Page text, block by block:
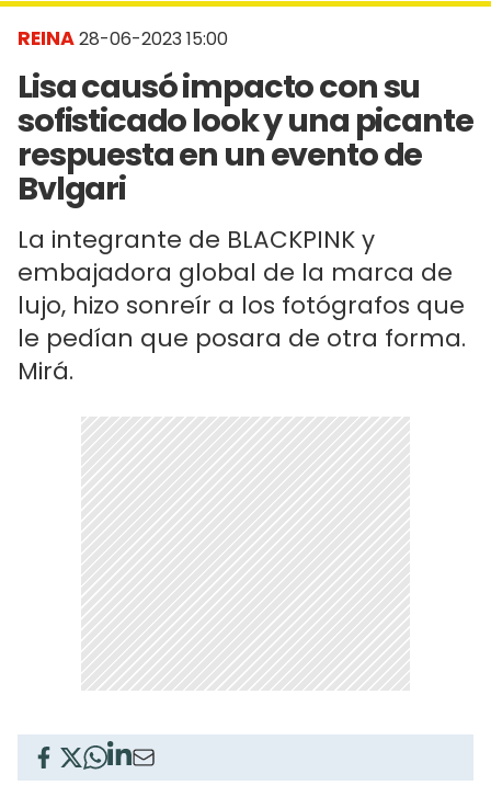
REINA28-06-2023 15:00
Lisa causó impacto con su
sofisticado look y una picante
respuesta en un evento de
Bvlgari
La integrante de BLACKPINK y
embajadora global de la marca de
lujo, hizo sonreír a los fotógrafos que
le pedían que posara de otra forma.
Mirá.